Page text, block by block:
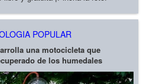
POPULAR
una motocicleta que
de los humedales